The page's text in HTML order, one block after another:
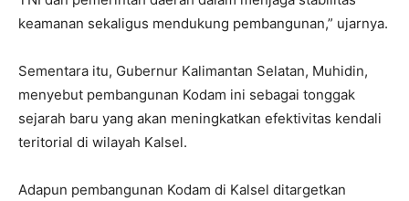
keamanan sekaligus mendukung pembangunan,” ujarnya.
Sementara itu, Gubernur Kalimantan Selatan, Muhidin,
menyebut pembangunan Kodam ini sebagai tonggak
sejarah baru yang akan meningkatkan efektivitas kendali
teritorial di wilayah Kalsel.
Adapun pembangunan Kodam di Kalsel ditargetkan